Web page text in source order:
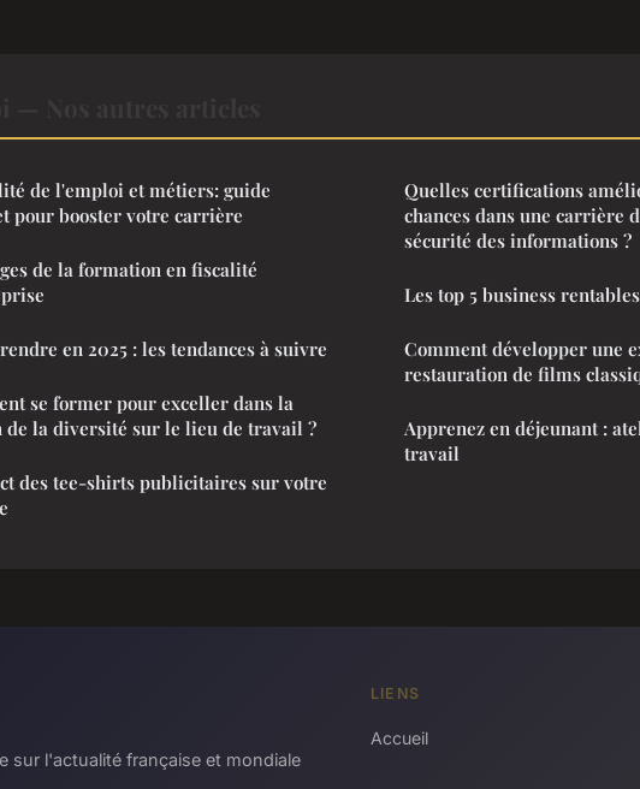
de l'emploi et métiers: guide
pour booster votre carrière
de la formation en fiscalité
en 2025 : les tendances à suivre
se former pour exceller dans la
de la diversité sur le lieu de travail ?
des tee-shirts publicitaires sur votre
Quelles certifications
chances dans une carrière
sécurité des informations ?
Les top 5 business
Comment développer une
restauration de films
Apprenez en déjeunant :
travail
sur l'actualité française et mondiale
LIENS
Accueil